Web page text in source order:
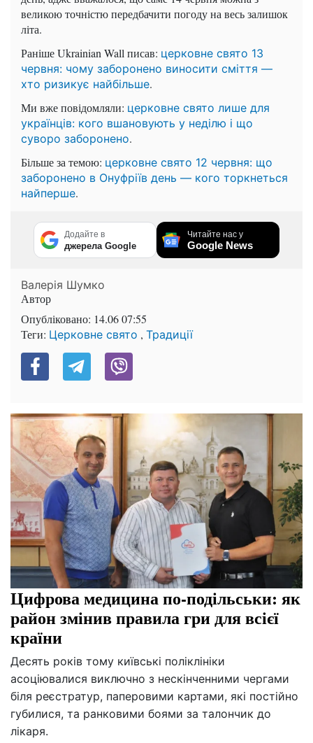
великою точністю передбачити погоду на весь залишок
літа.
Раніше Ukrainian Wall писав: церковне свято 13
червня: чому заборонено виносити сміття —
хто ризикує найбільше.
Ми вже повідомляли: церковне свято лише для
українців: кого вшановують у неділю і що
суворо заборонено.
Більше за темою: церковне свято 12 червня: що
заборонено в Онуфріїв день — кого торкнеться
найперше.
Додайте в
джерела Google
Читайте нас у
Google News
Валерія Шумко
Автор
Опубліковано: 14.06 07:55
Теги: Церковне свято , Традиції
Цифрова медицина по-подільськи: як
район змінив правила гри для всієї
країни
Десять років тому київські поліклініки
асоціювалися виключно з нескінченними чергами
біля реєстратур, паперовими картами, які постійно
губилися, та ранковими боями за талончик до
лікаря.